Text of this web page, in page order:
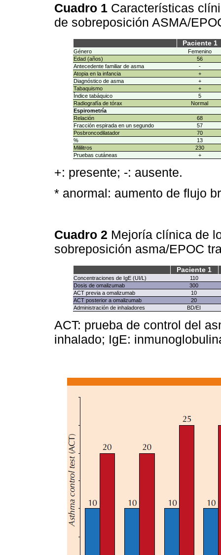
Cuadro 1 Características
de sobreposición ASMA/
Paciente 1
Género
Femenino
Edad (años)
56
Antecedente familiar de asma
-
Atopia en la infancia
+
Diagnóstico de asma
+
Tabaquismo
+
Índice tabáquico
5
Radiografía de tórax
Normal
Espirometría
Relación
68
Fracción espirada en un segundo
57
Posbroncodilatador
70
%
13
Mililitros
230
Pruebas cutáneas
+
+: presente; -: ausente.
* anormal: aumento de flujo
Cuadro 2 Mejoría clínica de
sobreposición asma/EPOC
Paciente 1
Concentraciones de IgE (UI/L)
110
Dosis de omalizumab
300
ACT previa a omalizumab
10
ACT posterior a omalizumab
20
Administración de inhaladores
BD/EI
ACT: prueba de control del
inhalado; IgE: